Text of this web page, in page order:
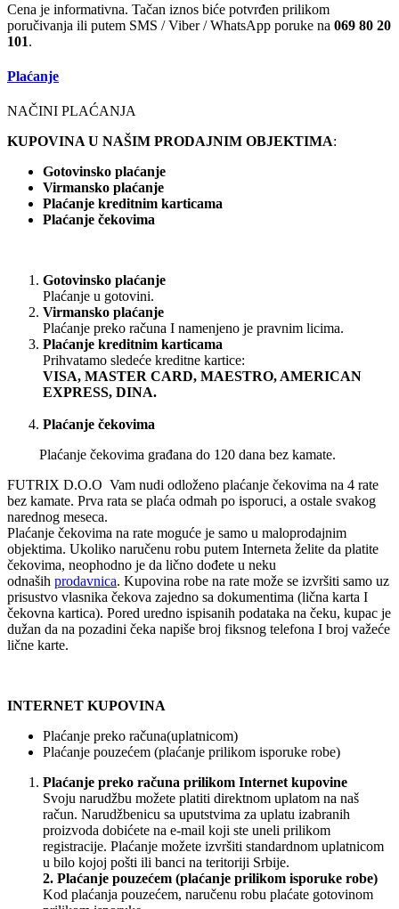
Cena je informativna. Tačan iznos biće potvrđen prilikom
poručivanja ili putem SMS / Viber / WhatsApp poruke na 069 80 20
101.
Plaćanje
NAČINI PLAĆANJA
KUPOVINA U NAŠIM PRODAJNIM OBJEKTIMA:
Gotovinsko plaćanje
Virmansko plaćanje
Plaćanje kreditnim karticama
Plaćanje čekovima
Gotovinsko plaćanje
Plaćanje u gotovini.
Virmansko plaćanje
Plaćanje preko računa I namenjeno je pravnim licima.
Plaćanje kreditnim karticama
Prihvatamo sledeće kreditne kartice:
VISA, MASTER CARD, MAESTRO, AMERICAN
EXPRESS, DINA.
Plaćanje čekovima
Plaćanje čekovima građana do 120 dana bez kamate.
FUTRIX D.O.O Vam nudi odloženo plaćanje čekovima na 4 rate
bez kamate. Prva rata se plaća odmah po isporuci, a ostale svakog
narednog meseca.
Plaćanje čekovima na rate moguće je samo u maloprodajnim
objektima. Ukoliko naručenu robu putem Interneta želite da platite
čekovima, neophodno je da lično dođete u neku
odnaših prodavnica. Kupovina robe na rate može se izvršiti samo uz
prisustvo vlasnika čekova zajedno sa dokumentima (lična karta I
čekovna kartica). Pored uredno ispisanih podataka na čeku, kupac je
dužan da na pozadini čeka napiše broj fiksnog telefona I broj važeće
lične karte.
INTERNET KUPOVINA
Plaćanje preko računa(uplatnicom)
Plaćanje pouzećem (plaćanje prilikom isporuke robe)
Plaćanje preko računa prilikom Internet kupovine
Svoju narudžbu možete platiti direktnom uplatom na naš
račun. Narudžbenicu sa uputstvima za uplatu izabranih
proizvoda dobićete na e-mail koji ste uneli prilikom
registracije. Plaćanje možete izvršiti standardnom uplatnicom
u bilo kojoj pošti ili banci na teritoriji Srbije.
2. Plaćanje pouzećem (plaćanje prilikom isporuke robe)
Kod plaćanja pouzećem, naručenu robu plaćate gotovinom